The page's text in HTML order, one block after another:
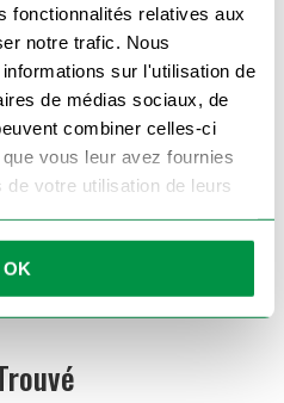
fonctionnalités relatives aux
notre trafic. Nous
sur l'utilisation de
de médias sociaux, de
combiner celles-ci
vous leur avez fournies
votre utilisation de leurs
OK
% de frais de dossier)
de
Idéales pour le transport de